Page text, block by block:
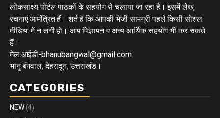
लोकसाक्ष्य पोर्टल पाठकों के सहयोग से चलाया जा रहा है। इसमें लेख,
रचनाएं आमंत्रित हैं। शर्त है कि आपकी भेजी सामग्री पहले किसी सोशल
मीडिया में न लगी हो। आप विज्ञापन व अन्य आर्थिक सहयोग भी कर सकते
हैं।
मेल आईडी-bhanubangwal@gmail.com
भानु बंगवाल, देहरादून, उत्तराखंड।
CATEGORIES
NEW (4)